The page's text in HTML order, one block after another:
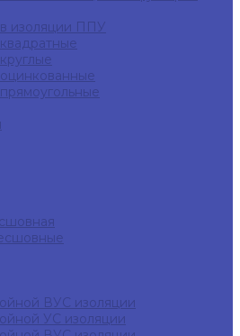
изоляции ППУ
ВУС изоляции
УС изоляции